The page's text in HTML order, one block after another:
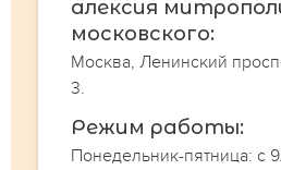
алексия
московского:
Москва, Ленинский
3.
Режим работы:
Понедельник-пятница: с